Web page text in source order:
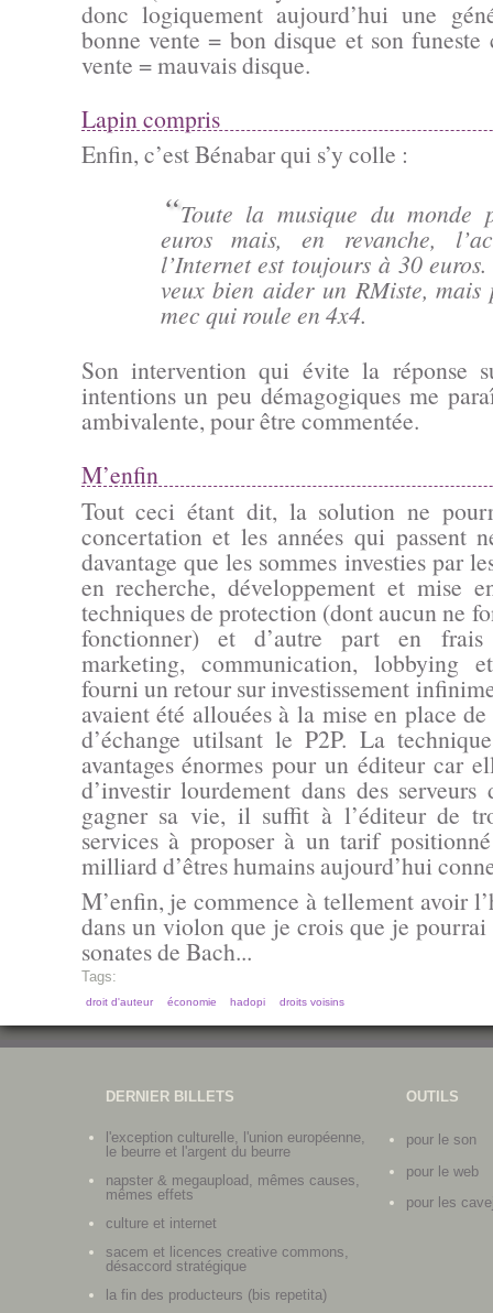
donc logiquement aujourd’hui une
bonne vente = bon disque et son
vente = mauvais disque.
Lapin compris
Enfin, c’est Bénabar qui s’y colle :
“Toute la musique du monde
euros mais, en revanche,
l’Internet est toujours à 30
veux bien aider un RMiste, mais
mec qui roule en 4x4.
Son intervention qui évite la réponse
intentions un peu démagogiques me
ambivalente, pour être commentée.
M’enfin
Tout ceci étant dit, la solution ne
concertation et les années qui passent
davantage que les sommes investies par
en recherche, développement et mise
techniques de protection (dont aucun ne
fonctionner) et d’autre part en frais
marketing, communication, lobbying
fourni un retour sur investissement
avaient été allouées à la mise en place
d’échange utilsant le P2P. La
avantages énormes pour un éditeur car
d’investir lourdement dans des
gagner sa vie, il suffit à l’éditeur de
services à proposer à un tarif
milliard d’êtres humains aujourd’hui
M’enfin, je commence à tellement avoir
dans un violon que je crois que je
sonates de Bach...
Tags:
droit d'auteur économie hadopi droits voisins
DERNIER BILLETS
l'exception culturelle, l'union européenne,
le beurre et l'argent du beurre
napster & megaupload, mêmes causes,
mêmes effets
culture et internet
sacem et licences creative commons,
désaccord stratégique
la fin des producteurs (bis repetita)
OUTILS
pour le son
pour le web
pour les